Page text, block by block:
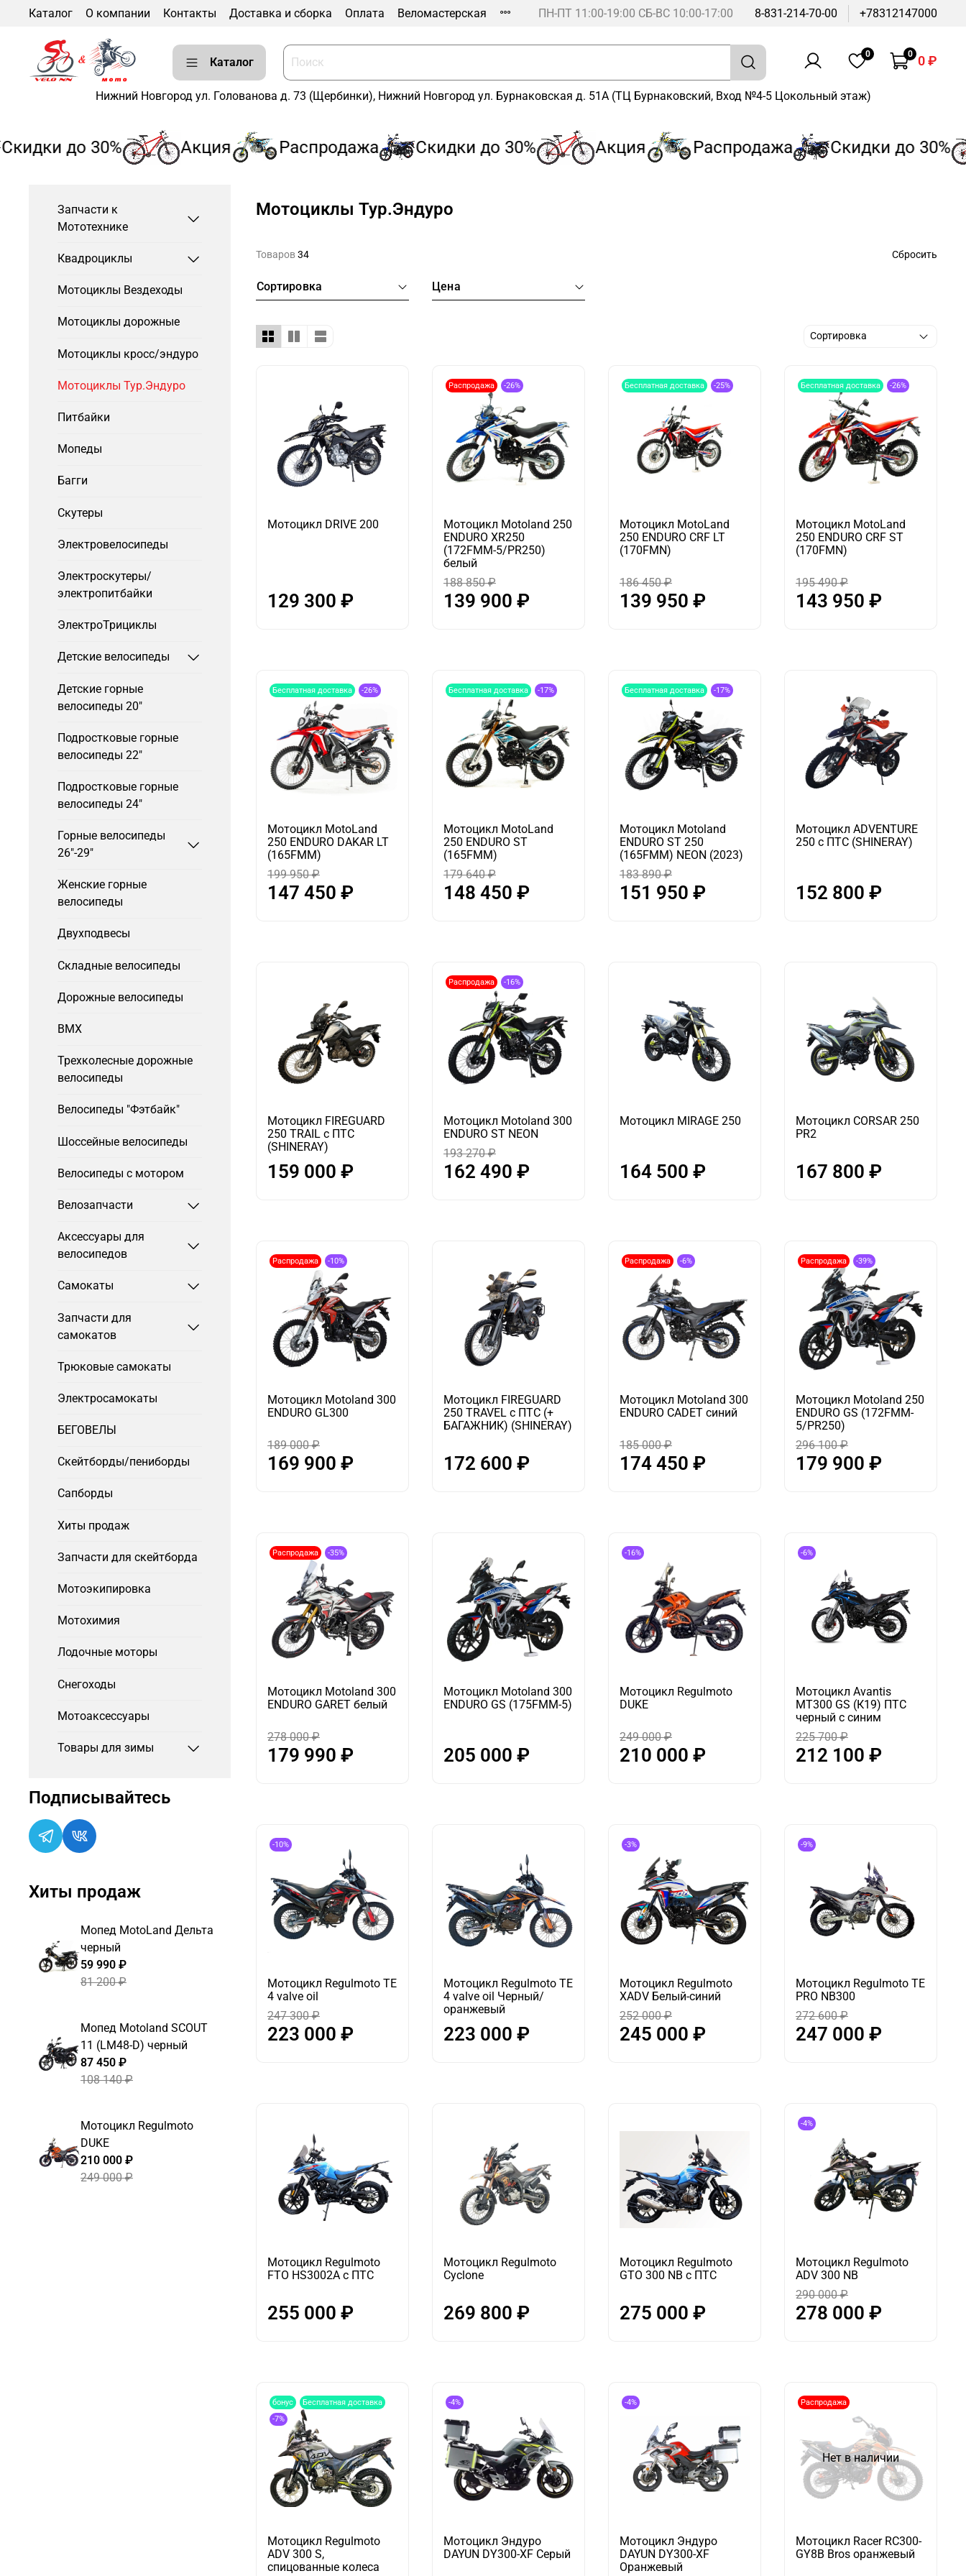
Каталог О компании Контакты Доставка и сборка Оплата Веломастерская ПН-ПТ 11:00-19:00 СБ-ВС 10:00-17:00 8-831-214-70-00 +78312147000
Каталог
0 0 0 ₽
Нижний Новгород ул. Голованова д. 73 (Щербинки), Нижний Новгород ул. Бурнаковская д. 51А (ТЦ Бурнаковский, Вход №4-5 Цокольный этаж)
до 30% Акция Распродажа Скидки до 30% Акция Распродажа Скидки до 30%
Мотоциклы Тур.Эндуро
Товаров34 Сбросить
Сортировка Цена
Мотоцикл DRIVE 200
129 300 ₽
Распродажа -26%
Мотоцикл Motoland 250
ENDURO XR250
(172FMM-5/PR250)
белый
188 850 ₽
139 900 ₽
Бесплатная доставка -25%
Мотоцикл MotoLand
250 ENDURO CRF LT
(170FMN)
186 450 ₽
139 950 ₽
Бесплатная доставка -26%
Мотоцикл MotoLand
250 ENDURO CRF ST
(170FMN)
195 490 ₽
143 950 ₽
Бесплатная доставка -26%
Мотоцикл MotoLand
250 ENDURO DAKAR LT
(165FMM)
199 950 ₽
147 450 ₽
Бесплатная доставка -17%
Мотоцикл MotoLand
250 ENDURO ST
(165FMM)
179 640 ₽
148 450 ₽
Бесплатная доставка -17%
Мотоцикл Motoland
ENDURO ST 250
(165FMM) NEON (2023)
183 890 ₽
151 950 ₽
Мотоцикл ADVENTURE
250 c ПТС (SHINERAY)
152 800 ₽
Мотоцикл FIREGUARD
250 TRAIL с ПТС
(SHINERAY)
159 000 ₽
Распродажа -16%
Мотоцикл Motoland 300
ENDURO ST NEON
193 270 ₽
162 490 ₽
Мотоцикл MIRAGE 250
164 500 ₽
Мотоцикл CORSAR 250
PR2
167 800 ₽
Распродажа -10%
Мотоцикл Motoland 300
ENDURO GL300
189 000 ₽
169 900 ₽
Мотоцикл FIREGUARD
250 TRAVEL с ПТС (+
БАГАЖНИК) (SHINERAY)
172 600 ₽
Распродажа -6%
Мотоцикл Motoland 300
ENDURO CADET синий
185 000 ₽
174 450 ₽
Распродажа -39%
Мотоцикл Motoland 250
ENDURO GS (172FMM-
5/PR250)
296 100 ₽
179 900 ₽
Распродажа -35%
Мотоцикл Motoland 300
ENDURO GARET белый
278 000 ₽
179 990 ₽
Мотоцикл Motoland 300
ENDURO GS (175FMM-5)
205 000 ₽
-16%
Мотоцикл Regulmoto
DUKE
249 000 ₽
210 000 ₽
-6%
Мотоцикл Avantis
MT300 GS (К19) ПТС
черный с синим
225 700 ₽
212 100 ₽
-10%
Мотоцикл Regulmoto TE
4 valve oil
247 300 ₽
223 000 ₽
Мотоцикл Regulmoto TE
4 valve oil Черный/
оранжевый
223 000 ₽
-3%
Мотоцикл Regulmoto
XADV Белый-синий
252 000 ₽
245 000 ₽
-9%
Мотоцикл Regulmoto TE
PRO NB300
272 600 ₽
247 000 ₽
Мотоцикл Regulmoto
FTO HS3002A с ПТС
255 000 ₽
Мотоцикл Regulmoto
Cyclone
269 800 ₽
Мотоцикл Regulmoto
GTO 300 NB с ПТС
275 000 ₽
-4%
Мотоцикл Regulmoto
ADV 300 NB
290 000 ₽
278 000 ₽
бонус
Бесплатная доставка
-7%
Мотоцикл Regulmoto
ADV 300 S,
спицованные колеса
-4%
Мотоцикл Эндуро
DAYUN DY300-XF Серый
-4%
Мотоцикл Эндуро
DAYUN DY300-XF
Оранжевый
Нет в наличии
Распродажа
Мотоцикл Racer RC300-
GY8B Bros оранжевый
Запчасти к
Мототехнике
Квадроциклы
Мотоциклы Вездеходы
Мотоциклы дорожные
Мотоциклы кросс/эндуро
Мотоциклы Тур.Эндуро
Питбайки
Мопеды
Багги
Скутеры
Электровелосипеды
Электроскутеры/
электропитбайки
ЭлектроТрициклы
Детские велосипеды
Детские горные
велосипеды 20"
Подростковые горные
велосипеды 22"
Подростковые горные
велосипеды 24"
Горные велосипеды
26"-29"
Женские горные
велосипеды
Двухподвесы
Складные велосипеды
Дорожные велосипеды
BMX
Трехколесные дорожные
велосипеды
Велосипеды "Фэтбайк"
Шоссейные велосипеды
Велосипеды с мотором
Велозапчасти
Аксессуары для
велосипедов
Самокаты
Запчасти для
самокатов
Трюковые самокаты
Электросамокаты
БЕГОВЕЛЫ
Скейтборды/пениборды
Сапборды
Хиты продаж
Запчасти для скейтборда
Мотоэкипировка
Мотохимия
Лодочные моторы
Снегоходы
Мотоаксессуары
Товары для зимы
Подписывайтесь
Хиты продаж
Мопед MotoLand Дельта
черный
59 990 ₽
81 200 ₽
Мопед Motoland SCOUT
11 (LM48-D) черный
87 450 ₽
108 140 ₽
Мотоцикл Regulmoto
DUKE
210 000 ₽
249 000 ₽